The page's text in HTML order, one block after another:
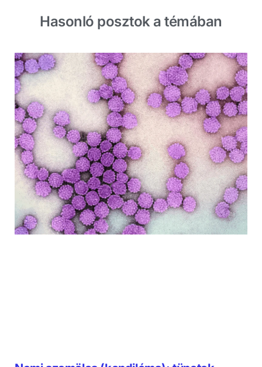
Hasonló posztok a témában